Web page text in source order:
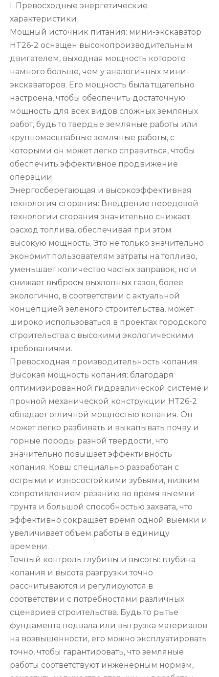
I. Превосходные энергетические
характеристики
Мощный источник питания: мини-экскаватор
HT26-2 оснащен высокопроизводительным
двигателем, выходная мощность которого
намного больше, чем у аналогичных мини-
экскаваторов. Его мощность была тщательно
настроена, чтобы обеспечить достаточную
мощность для всех видов сложных земляных
работ, будь то твердые земляные работы или
крупномасштабные земляные работы, с
которыми он может легко справиться, чтобы
обеспечить эффективное продвижение
операции.
Энергосберегающая и высокоэффективная
технология сгорания: Внедрение передовой
технологии сгорания значительно снижает
расход топлива, обеспечивая при этом
высокую мощность. Это не только значительно
экономит пользователям затраты на топливо,
уменьшает количество частых заправок, но и
снижает выбросы выхлопных газов, более
экологично, в соответствии с актуальной
концепцией зеленого строительства, может
широко использоваться в проектах городского
строительства с высокими экологическими
требованиями.
Превосходная производительность копания
Высокая мощность копания: благодаря
оптимизированной гидравлической системе и
прочной механической конструкции HT26-2
обладает отличной мощностью копания. Он
может легко разбивать и выкапывать почву и
горные породы разной твердости, что
значительно повышает эффективность
копания. Ковш специально разработан с
острыми и износостойкими зубьями, низким
сопротивлением резанию во время выемки
грунта и большой способностью захвата, что
эффективно сокращает время одной выемки и
увеличивает объем работы в единицу
времени.
Точный контроль глубины и высоты: глубина
копания и высота разгрузки точно
рассчитываются и регулируются в
соответствии с потребностями различных
сценариев строительства. Будь то рытье
фундамента подвала или выгрузка материалов
на возвышенности, его можно эксплуатировать
точно, чтобы гарантировать, что земляные
работы соответствуют инженерным нормам,